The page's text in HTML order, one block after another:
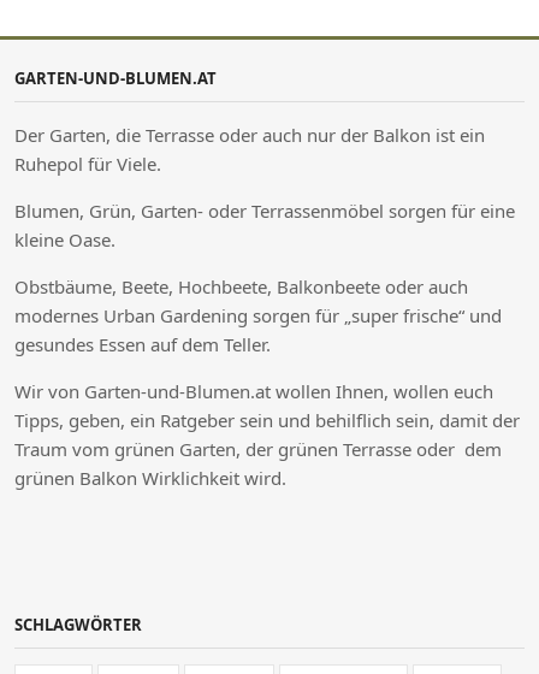
GARTEN-UND-BLUMEN.AT
Der Garten, die Terrasse oder auch nur der Balkon ist ein
Ruhepol für Viele.
Blumen, Grün, Garten- oder Terrassenmöbel sorgen für eine
kleine Oase.
Obstbäume, Beete, Hochbeete, Balkonbeete oder auch
modernes Urban Gardening sorgen für „super frische“ und
gesundes Essen auf dem Teller.
Wir von Garten-und-Blumen.at wollen Ihnen, wollen euch
Tipps, geben, ein Ratgeber sein und behilflich sein, damit der
Traum vom grünen Garten, der grünen Terrasse oder dem
grünen Balkon Wirklichkeit wird.
SCHLAGWÖRTER